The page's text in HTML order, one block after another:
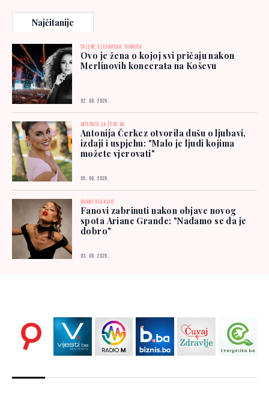
Najčitanije
TALENT, ELEGANCIJA, OSMIJEH
Ovo je žena o kojoj svi pričaju nakon
Merlinovih koncerata na Koševu
02. 08. 2026.
INTERVJU ZA ŽENE.BA
Antonija Čerkez otvorila dušu o ljubavi,
izdaji i uspjehu: "Malo je ljudi kojima
možete vjerovati"
05. 08. 2026.
BURNE REAKCIJE
Fanovi zabrinuti nakon objave novog
spota Ariane Grande: "Nadamo se da je
dobro"
03. 08. 2026.